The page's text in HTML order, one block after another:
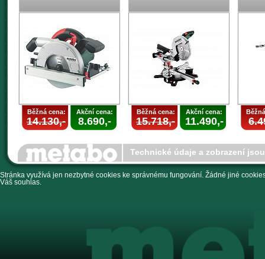
Běžná cena:
14.130,-
Akční cena:
8.690,-
Běžná cena:
15.718,-
Akční cena:
11.490,-
Technické údaje a zobrazení
Stránka využívá jen nezbytné cookies ke správnému fungování. Žádné jiné
Váš souhlas.